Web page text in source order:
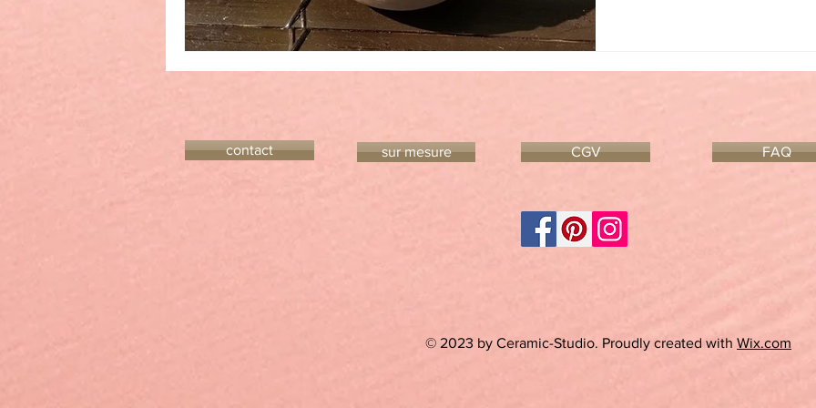
contact sur mesure CGV FAQ
© 2023 by Ceramic-Studio. Proudly created with Wix.com